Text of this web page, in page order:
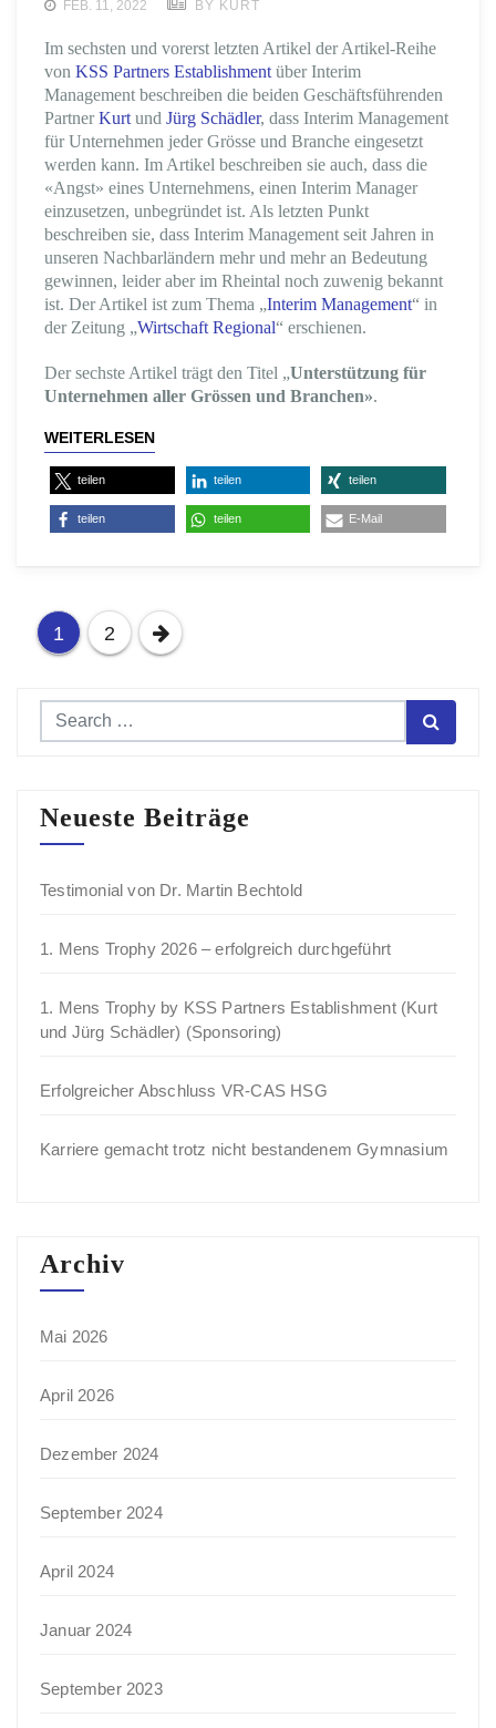
FEB. 11, 2022 BY KURT
Im sechsten und vorerst letzten Artikel der Artikel-Reihe
von KSS Partners Establishment über Interim
Management beschreiben die beiden Geschäftsführenden
PartnerKurt und Jürg Schädler, dass Interim Management
für Unternehmen jeder Grösse und Branche eingesetzt
werden kann. Im Artikel beschreiben sie auch, dass die
«Angst» eines Unternehmens, einen Interim Manager
einzusetzen, unbegründet ist. Als letzten Punkt
beschreiben sie, dass Interim Management seit Jahren in
unseren Nachbarländern mehr und mehr an Bedeutung
gewinnen, leider aber im Rheintal noch zuwenig bekannt
ist. Der Artikel ist zum Thema „Interim Management“ in
der Zeitung „Wirtschaft Regional“ erschienen.
Der sechste Artikel trägt den Titel „Unterstützung für
Unternehmen aller Grössen und Branchen».
WEITERLESEN
teilen teilen teilen
teilen teilen E-Mail
Seitennummerierung
der
Beiträge
1 2
Neueste Beiträge
Testimonial von Dr. Martin Bechtold
1. Mens Trophy 2026 – erfolgreich durchgeführt
1. Mens Trophy by KSS Partners Establishment (Kurt
und Jürg Schädler) (Sponsoring)
Erfolgreicher Abschluss VR-CAS HSG
Karriere gemacht trotz nicht bestandenem Gymnasium
Archiv
Mai 2026
April 2026
Dezember 2024
September 2024
April 2024
Januar 2024
September 2023